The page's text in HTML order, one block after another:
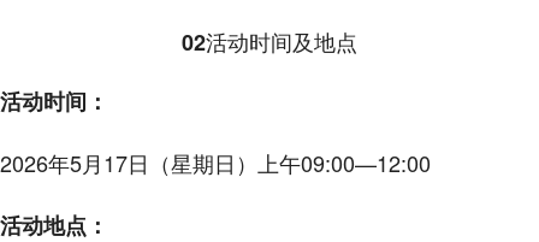
02活动时间及地点
活动时间：
2026年5月17日（星期日）上午09:00—12:00
活动地点：